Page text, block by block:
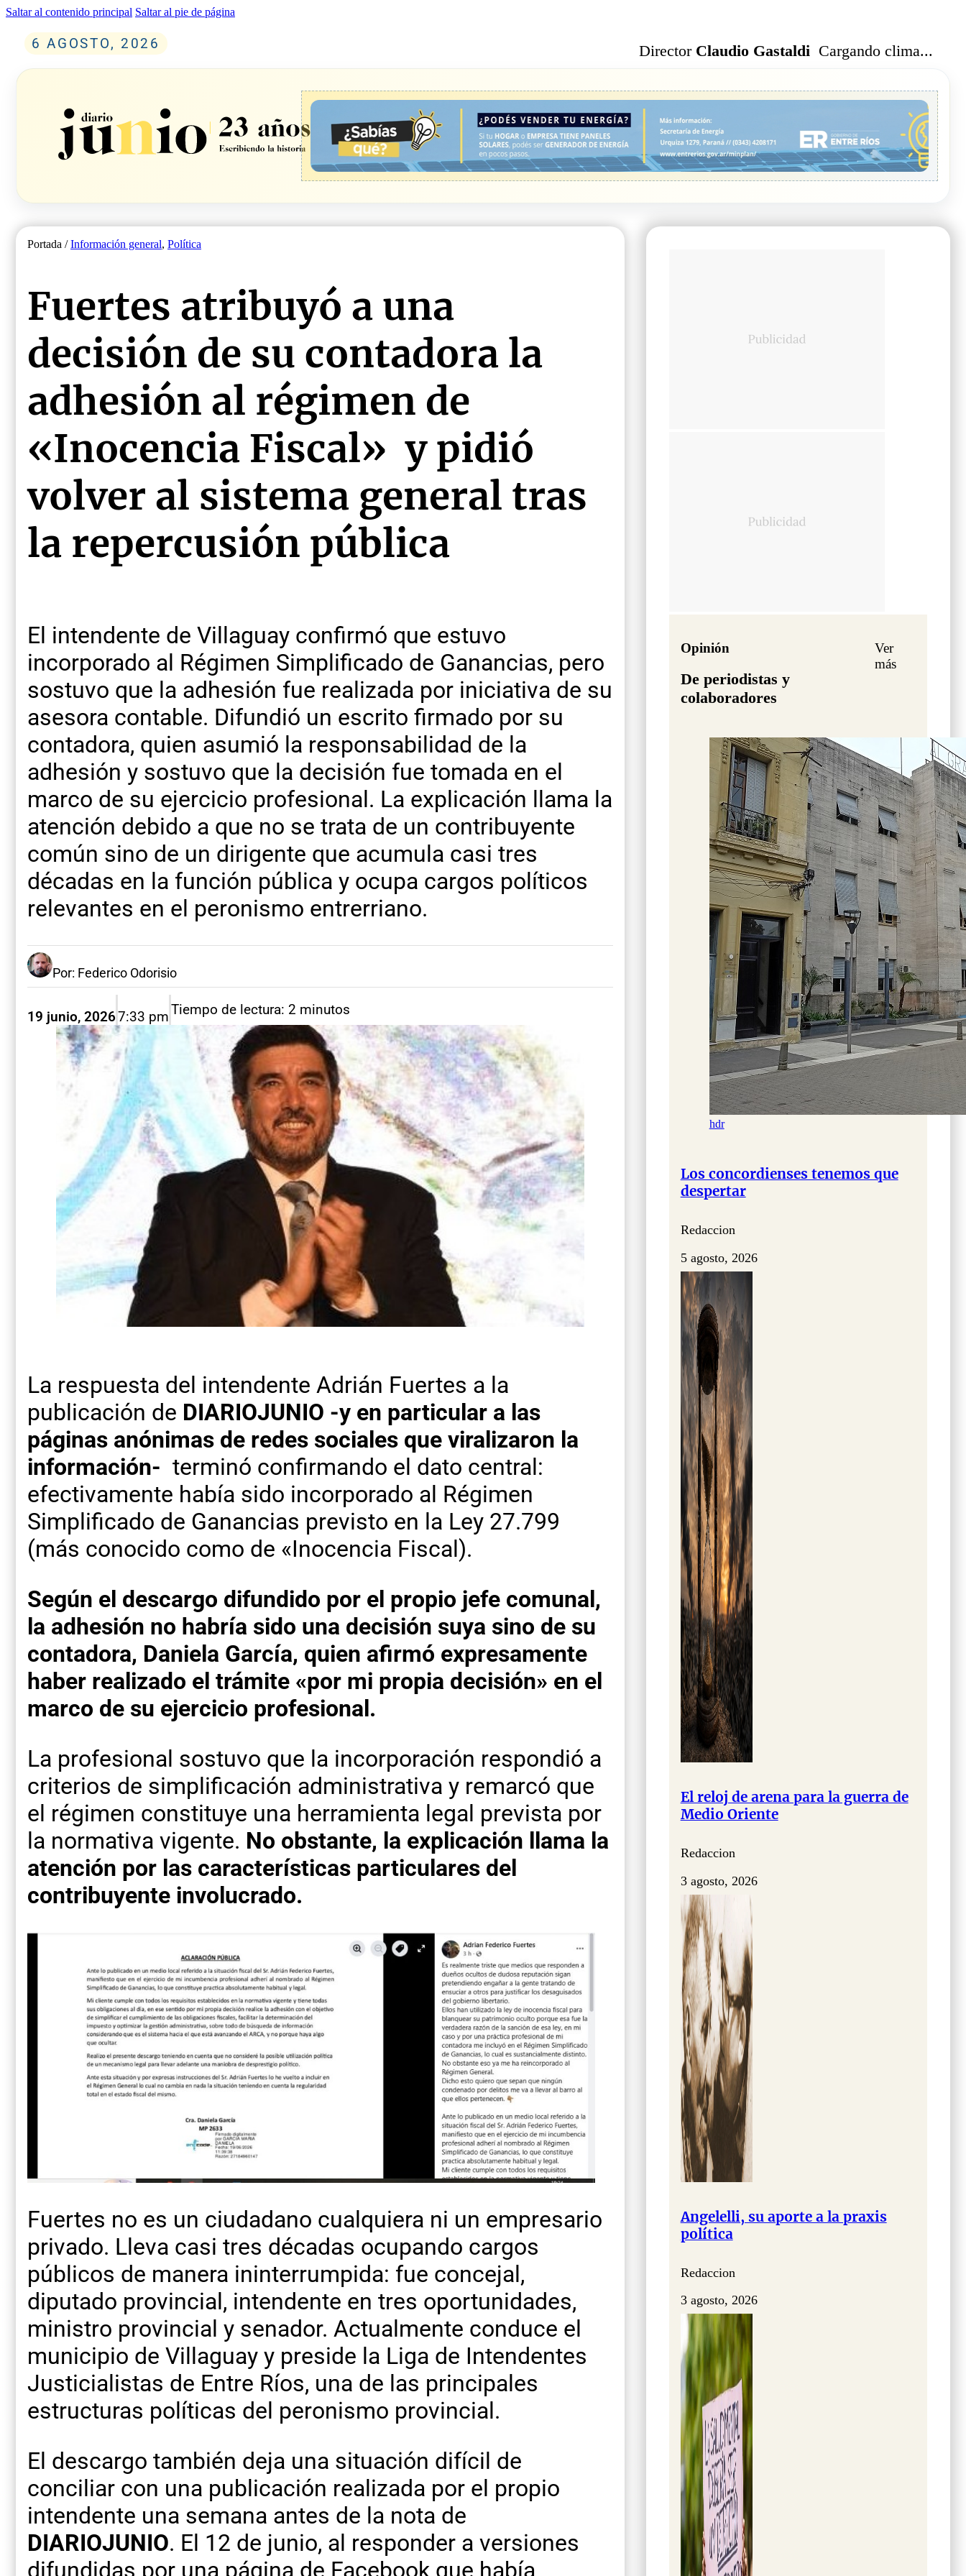
Saltar al contenido principal Saltar al pie de página
6 AGOSTO, 2026 Director Claudio Gastaldi Cargando clima...
Portada /Información general, Política
Fuertes atribuyó a una
decisión de su contadora la
adhesión al régimen de
«Inocencia Fiscal» y pidió
volver al sistema general tras
la repercusión pública
El intendente de Villaguay confirmó que estuvo
incorporado al Régimen Simplificado de Ganancias, pero
sostuvo que la adhesión fue realizada por iniciativa de su
asesora contable. Difundió un escrito firmado por su
contadora, quien asumió la responsabilidad de la
adhesión y sostuvo que la decisión fue tomada en el
marco de su ejercicio profesional. La explicación llama la
atención debido a que no se trata de un contribuyente
común sino de un dirigente que acumula casi tres
décadas en la función pública y ocupa cargos políticos
relevantes en el peronismo entrerriano.
Por: Federico Odorisio
19 junio, 20267:33 pmTiempo de lectura: 2 minutos
La respuesta del intendente Adrián Fuertes a la
publicación de DIARIOJUNIO -y en particular a las
páginas anónimas de redes sociales que viralizaron la
información- terminó confirmando el dato central:
efectivamente había sido incorporado al Régimen
Simplificado de Ganancias previsto en la Ley 27.799
(más conocido como de «Inocencia Fiscal).
Según el descargo difundido por el propio jefe comunal,
la adhesión no habría sido una decisión suya sino de su
contadora, Daniela García, quien afirmó expresamente
haber realizado el trámite «por mi propia decisión» en el
marco de su ejercicio profesional.
La profesional sostuvo que la incorporación respondió a
criterios de simplificación administrativa y remarcó que
el régimen constituye una herramienta legal prevista por
la normativa vigente. No obstante, la explicación llama la
atención por las características particulares del
contribuyente involucrado.
Fuertes no es un ciudadano cualquiera ni un empresario
privado. Lleva casi tres décadas ocupando cargos
públicos de manera ininterrumpida: fue concejal,
diputado provincial, intendente en tres oportunidades,
ministro provincial y senador. Actualmente conduce el
municipio de Villaguay y preside la Liga de Intendentes
Justicialistas de Entre Ríos, una de las principales
estructuras políticas del peronismo provincial.
El descargo también deja una situación difícil de
conciliar con una publicación realizada por el propio
intendente una semana antes de la nota de
DIARIOJUNIO. El 12 de junio, al responder a versiones
difundidas por una página de Facebook que había
Opinión
De periodistas y
colaboradores
Ver
más
hdr
Los concordienses tenemos que
despertar
Redaccion
5 agosto, 2026
El reloj de arena para la guerra de
Medio Oriente
Redaccion
3 agosto, 2026
Angelelli, su aporte a la praxis
política
Redaccion
3 agosto, 2026